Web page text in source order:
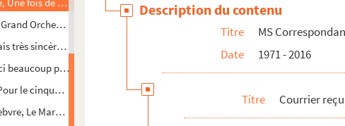
Orchestre d'Harmonie de Thionville
très sincèrement, non seulement les Meilleurs voeux
beaucoup pour votre disque
le cinquantième anniversaire, nous créons un nouveau site internet
Le Mardi 20 avril, à 13 heures
Description du contenu
Titre
MS
Date
1971 - 2016
Titre Courrier